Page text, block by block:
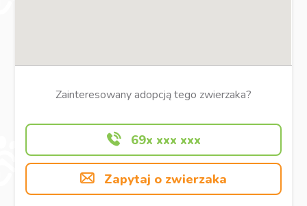
Zainteresowany adopcją tego zwierzaka?
69x xxx xxx
Zapytaj o zwierzaka